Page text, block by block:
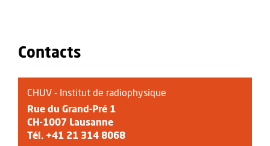
Contacts
CHUV - Institut de radiophysique
Rue du Grand-Pré 1
CH-1007 Lausanne
Tél. +41 21 314 8068